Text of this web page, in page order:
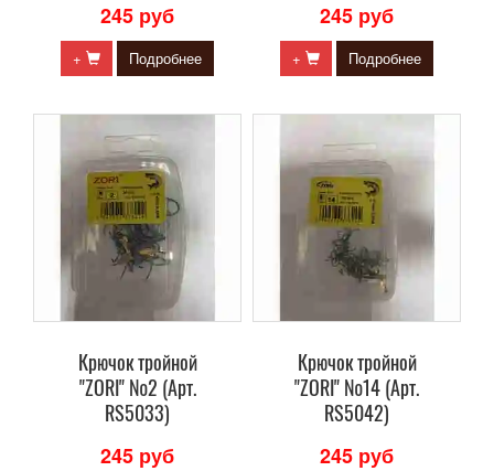
245 руб
+ Подробнее
245 руб
+ Подробнее
Крючок тройной
"ZORI" №2 (Арт.
RS5033)
245 руб
Крючок тройной
"ZORI" №14 (Арт.
RS5042)
245 руб